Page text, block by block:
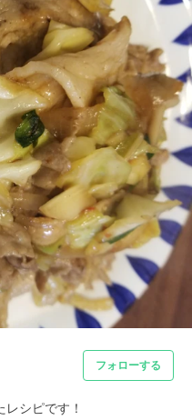
フォローする
シピです！